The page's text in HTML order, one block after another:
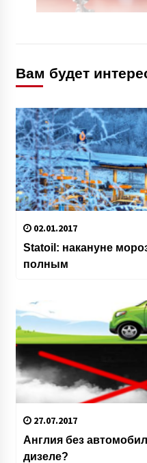
Вам будет
02.01.2017
Statoil: накануне
полным
27.07.2017
Англия без
дизеле?